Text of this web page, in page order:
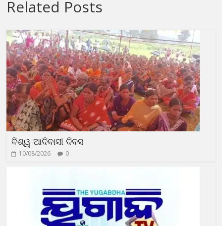
Related Posts
ବିଶ୍ୱ ଆଦିବାସୀ ଦିବସ
10/08/2026 0